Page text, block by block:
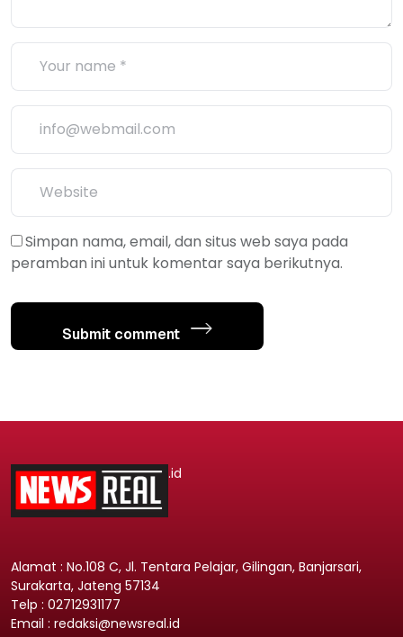
Simpan nama, email, dan situs web saya pada
peramban ini untuk komentar saya berikutnya.
Submit comment
.id
Alamat : No.108 C, Jl. Tentara Pelajar, Gilingan, Banjarsari,
Surakarta, Jateng 57134
Telp : 02712931177
Email : redaksi@newsreal.id